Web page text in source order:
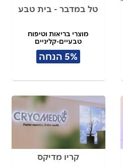
טל במדבר - בית טבע
מוצרי בריאות וטיפוח
טבעיים-קליניים
5% הנחה
קריו מדיקס